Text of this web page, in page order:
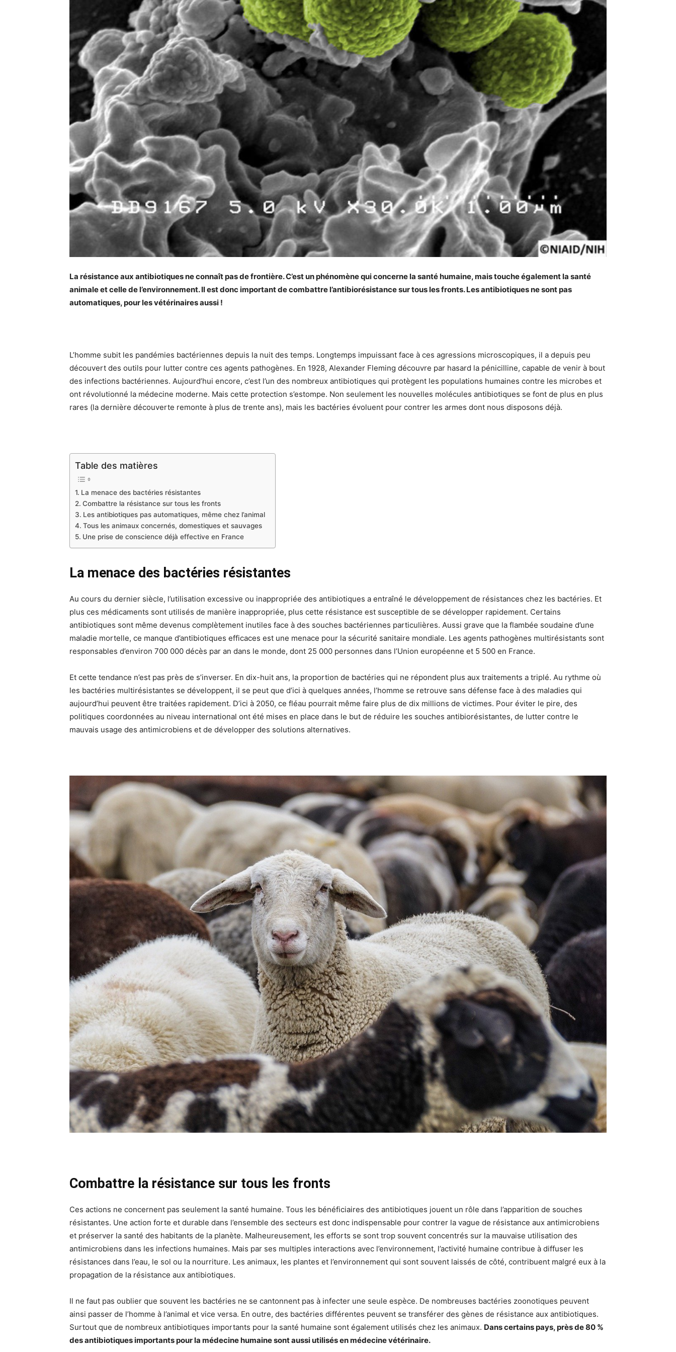
La résistance aux antibiotiques ne connaît pas de frontière. C’est un phénomène qui concerne la santé humaine, mais touche également la santé
animale et celle de l’environnement. Il est donc important de combattre l’antibiorésistance sur tous les fronts. Les antibiotiques ne sont pas
automatiques, pour les vétérinaires aussi !
L’homme subit les pandémies bactériennes depuis la nuit des temps. Longtemps impuissant face à ces agressions microscopiques, il a depuis peu
découvert des outils pour lutter contre ces agents pathogènes. En 1928, Alexander Fleming découvre par hasard la pénicilline, capable de venir à bout
des infections bactériennes. Aujourd’hui encore, c’est l’un des nombreux antibiotiques qui protègent les populations humaines contre les microbes et
ont révolutionné la médecine moderne. Mais cette protection s’estompe. Non seulement les nouvelles molécules antibiotiques se font de plus en plus
rares (la dernière découverte remonte à plus de trente ans), mais les bactéries évoluent pour contrer les armes dont nous disposons déjà.
Table des matières
La menace des bactéries résistantes
Combattre la résistance sur tous les fronts
Les antibiotiques pas automatiques, même chez l’animal
Tous les animaux concernés, domestiques et sauvages
Une prise de conscience déjà effective en France
La menace des bactéries résistantes
Au cours du dernier siècle, l’utilisation excessive ou inappropriée des antibiotiques a entraîné le développement de résistances chez les bactéries. Et
plus ces médicaments sont utilisés de manière inappropriée, plus cette résistance est susceptible de se développer rapidement. Certains
antibiotiques sont même devenus complètement inutiles face à des souches bactériennes particulières. Aussi grave que la flambée soudaine d’une
maladie mortelle, ce manque d’antibiotiques efficaces est une menace pour la sécurité sanitaire mondiale. Les agents pathogènes multirésistants sont
responsables d’environ 700 000 décès par an dans le monde, dont 25 000 personnes dans l’Union européenne et 5 500 en France.
Et cette tendance n’est pas près de s’inverser. En dix-huit ans, la proportion de bactéries qui ne répondent plus aux traitements a triplé. Au rythme où
les bactéries multirésistantes se développent, il se peut que d’ici à quelques années, l’homme se retrouve sans défense face à des maladies qui
aujourd’hui peuvent être traitées rapidement. D’ici à 2050, ce fléau pourrait même faire plus de dix millions de victimes. Pour éviter le pire, des
politiques coordonnées au niveau international ont été mises en place dans le but de réduire les souches antibiorésistantes, de lutter contre le
mauvais usage des antimicrobiens et de développer des solutions alternatives.
Combattre la résistance sur tous les fronts
Ces actions ne concernent pas seulement la santé humaine. Tous les bénéficiaires des antibiotiques jouent un rôle dans l’apparition de souches
résistantes. Une action forte et durable dans l’ensemble des secteurs est donc indispensable pour contrer la vague de résistance aux antimicrobiens
et préserver la santé des habitants de la planète. Malheureusement, les efforts se sont trop souvent concentrés sur la mauvaise utilisation des
antimicrobiens dans les infections humaines. Mais par ses multiples interactions avec l’environnement, l’activité humaine contribue à diffuser les
résistances dans l’eau, le sol ou la nourriture. Les animaux, les plantes et l’environnement qui sont souvent laissés de côté, contribuent malgré eux à la
propagation de la résistance aux antibiotiques.
Il ne faut pas oublier que souvent les bactéries ne se cantonnent pas à infecter une seule espèce. De nombreuses bactéries zoonotiques peuvent
ainsi passer de l’homme à l’animal et vice versa. En outre, des bactéries différentes peuvent se transférer des gènes de résistance aux antibiotiques.
Surtout que de nombreux antibiotiques importants pour la santé humaine sont également utilisés chez les animaux. Dans certains pays, près de 80 %
des antibiotiques importants pour la médecine humaine sont aussi utilisés en médecine vétérinaire.